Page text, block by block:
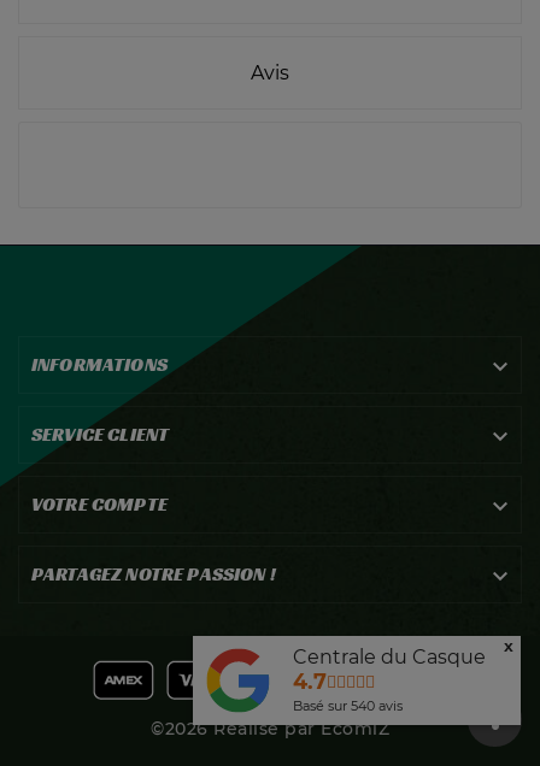
Avis
INFORMATIONS 
SERVICE CLIENT 
VOTRE COMPTE 
PARTAGEZ NOTRE PASSION ! 
©2026 Réalisé par EcomiZ
Centrale du Casque
4.7
Basé sur 540avis
x